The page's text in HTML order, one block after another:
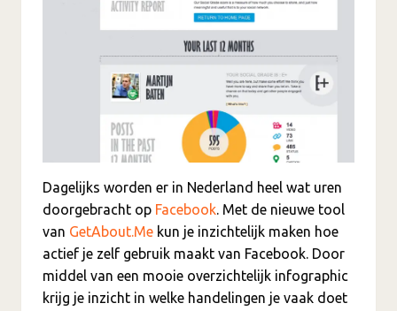
Dagelijks worden er in Nederland heel wat uren
doorgebracht op Facebook. Met de nieuwe tool
van GetAbout.Me kun je inzichtelijk maken hoe
actief je zelf gebruik maakt van Facebook. Door
middel van een mooie overzichtelijk infographic
krijg je inzicht in welke handelingen je vaak doet